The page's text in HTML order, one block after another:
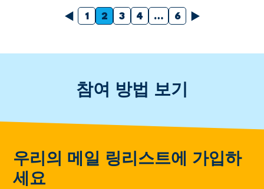
이전의
1 2 3 4 … 6 다음
참여 방법 보기
우리의 메일 링리스트에 가입하
세요